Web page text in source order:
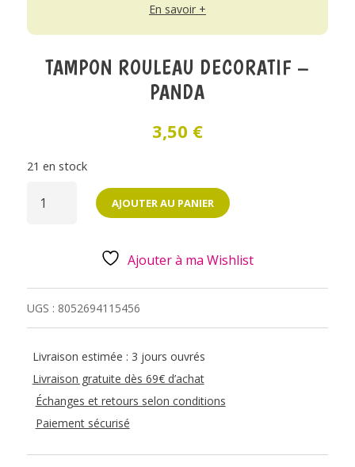
En savoir +
TAMPON ROULEAU DECORATIF –
PANDA
3,50 €
21 en stock
DE
TAMPON AJOUTER AU PANIER
Ajouter à ma Wishlist
UGS : 8052694115456
Livraison estimée : 3 jours ouvrés
Livraison gratuite dès 69€ d’achat
Échanges et retours selon conditions
Paiement sécurisé